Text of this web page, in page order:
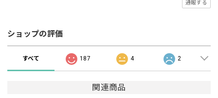
通報する
ショップの評価
すべて 187 4 2
関連商品